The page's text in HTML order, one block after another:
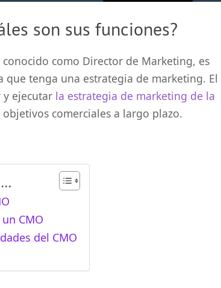
son sus funciones?
como Director de Marketing, es
tenga una estrategia de marketing. El
y ejecutar la estrategia de marketing de la
comerciales a largo plazo.
CMO
del CMO